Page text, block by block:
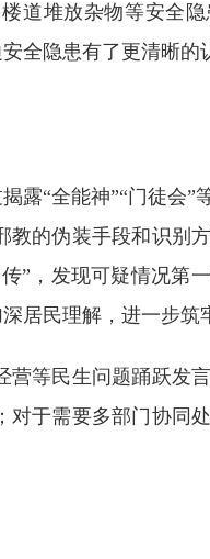
道堆放杂物等安全
全隐患有了更清晰的
“全能神”“门徒会”
的伪装手段和识别
”，发现可疑情况第
居民理解，进一步筑
等民生问题踊跃发
于需要多部门协同